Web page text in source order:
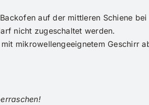
auf der mittleren Schiene bei
nicht zugeschaltet werden.
mikrowellengeeignetem Geschirr